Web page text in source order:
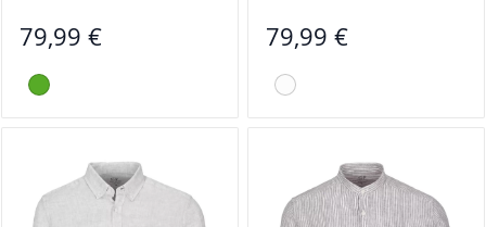
79,99 € 79,99 €